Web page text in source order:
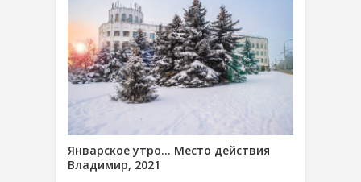
Январское утро… Место действия
Владимир, 2021